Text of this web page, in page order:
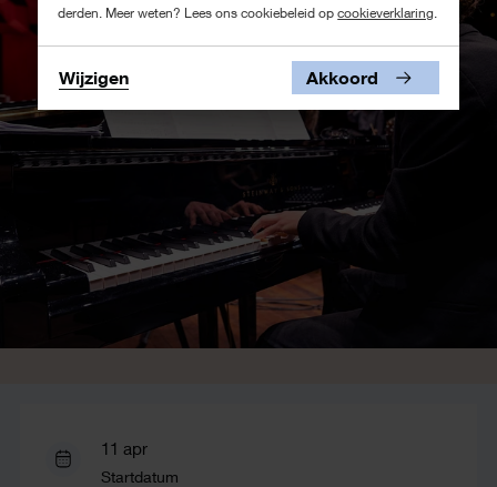
11 apr
Startdatum
derden. Meer weten? Lees ons cookiebeleid opcookieverklaring.
Wijzigen Akkoord